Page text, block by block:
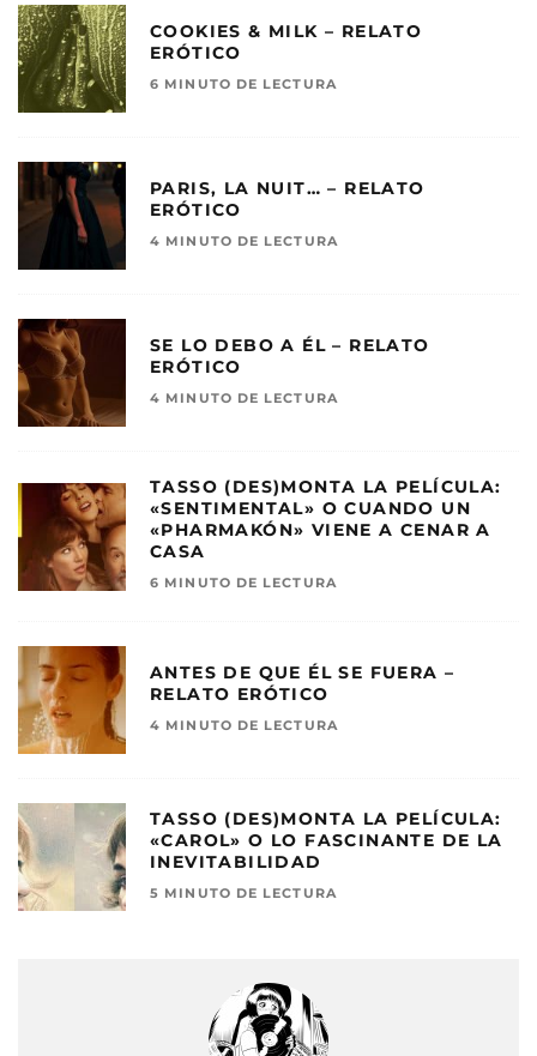
COOKIES & MILK – RELATO
ERÓTICO
6 MINUTO DE LECTURA
PARIS, LA NUIT… – RELATO
ERÓTICO
4 MINUTO DE LECTURA
SE LO DEBO A ÉL – RELATO
ERÓTICO
4 MINUTO DE LECTURA
TASSO (DES)MONTA LA PELÍCULA:
«SENTIMENTAL» O CUANDO UN
«PHARMAKÓN» VIENE A CENAR A
CASA
6 MINUTO DE LECTURA
ANTES DE QUE ÉL SE FUERA –
RELATO ERÓTICO
4 MINUTO DE LECTURA
TASSO (DES)MONTA LA PELÍCULA:
«CAROL» O LO FASCINANTE DE LA
INEVITABILIDAD
5 MINUTO DE LECTURA